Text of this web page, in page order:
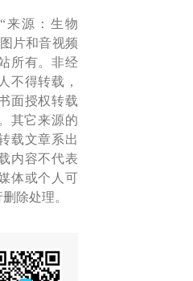
来源：生物
片和音视频
所有。非经
不得转载，
面授权转载
其它来源的
载文章系出
内容不代表
体或个人可
除处理。